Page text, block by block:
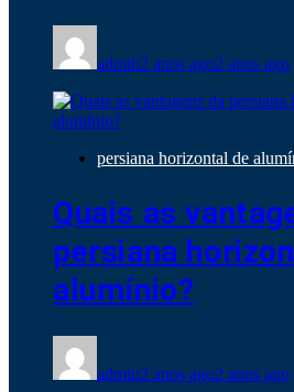
admin2 anos ago2 anos ago
persiana horizontal de
Quais as
persiana
alumínio?
admin2 anos ago2 anos ago